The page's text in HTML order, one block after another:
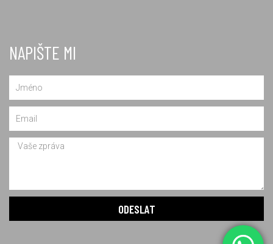
NAPIŠTE MI
Message
ODESLAT